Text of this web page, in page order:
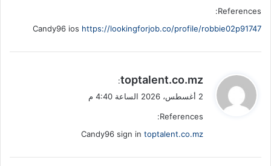
References:
Candy96 ios https://lookingforjob.co/profile/robbie02p91747
ي
ل
toptalent.co.mz
:
2 أغسطس، 2026 الساعة 4:40 م
References:
Candy96 sign in toptalent.co.mz